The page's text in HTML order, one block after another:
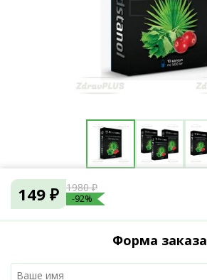
149 ₽ 1980 ₽
-92%
Форма заказа